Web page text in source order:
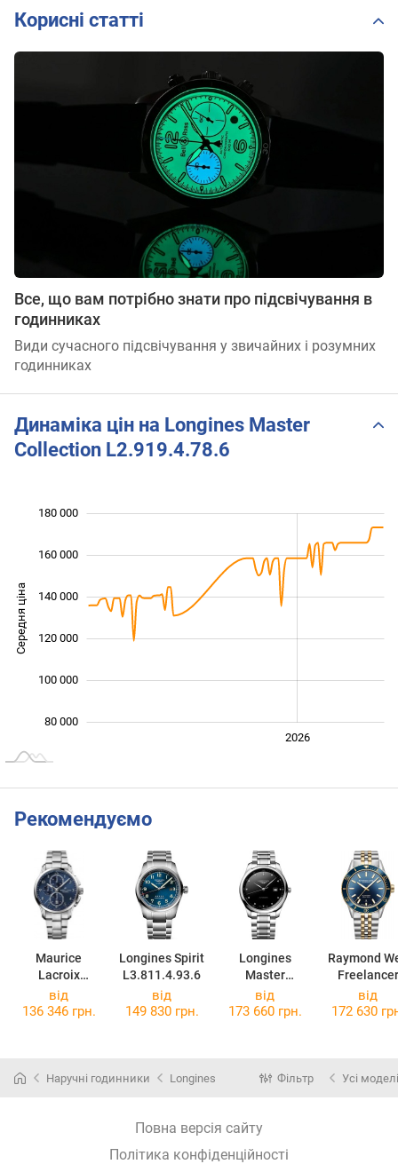
Корисні статті
Все, що вам потрібно знати про підсвічування в
годинниках
Види сучасного підсвічування у звичайних і розумних
годинниках
Динаміка цін на Longines Master
Collection L2.919.4.78.6
Середня ціна
80 000
100 000
120 000
140 000
160 000
180 000
2026
Рекомендуємо
Maurice
Lacroix
PT6388-SS002-
420-1
Longines Spirit
L3.811.4.93.6
Longines
Master
Collection
L2.893.4.57.6
Raymond
Freelancer
2775-SP3-
50051
від
136 346 грн.
від
149 830 грн.
від
173 660 грн.
від
172 630
Наручні годинники Longines Фільтр Усі моделі
Повна версія сайту
Політика конфіденційності